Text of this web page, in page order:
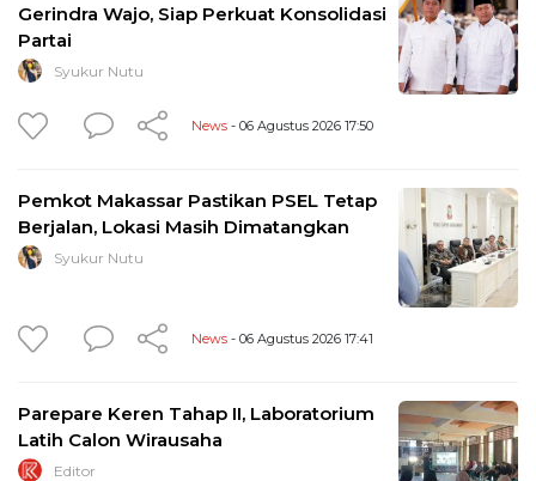
Gerindra Wajo, Siap Perkuat Konsolidasi
Partai
Syukur Nutu
News - 06 Agustus 2026 17:50
Pemkot Makassar Pastikan PSEL Tetap
Berjalan, Lokasi Masih Dimatangkan
Syukur Nutu
News - 06 Agustus 2026 17:41
Parepare Keren Tahap II, Laboratorium
Latih Calon Wirausaha
Editor